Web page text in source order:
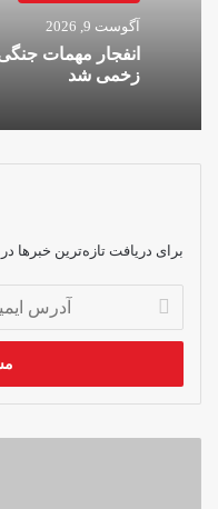
آگوست 9, 2026
زخمی شد
برای دریافت تازه‌ترین خبرها
ایمیل
خود
وارد